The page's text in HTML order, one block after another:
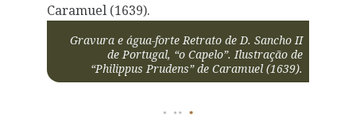
Gravura e água-forte Retrato de D. Sancho II
de Portugal, “o Capelo”. Ilustração de
“Philippus Prudens” de Caramuel (1639).